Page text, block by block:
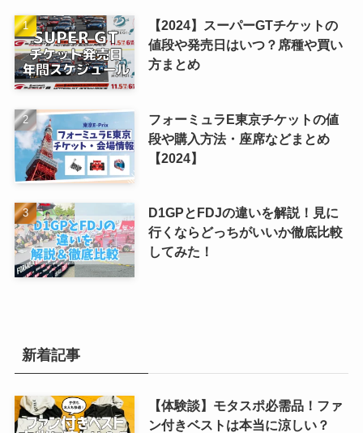
【2024】スーパーGTチケットの
値段や発売日はいつ？席種や買い
方まとめ
フォーミュラE東京チケットの値
段や購入方法・座席などまとめ
【2024】
D1GPとFDJの違いを解説！見に
行くならどっちがいいか徹底比較
してみた！
新着記事
【体験談】モタスポ必需品！ファ
ン付きベストは本当に涼しい？